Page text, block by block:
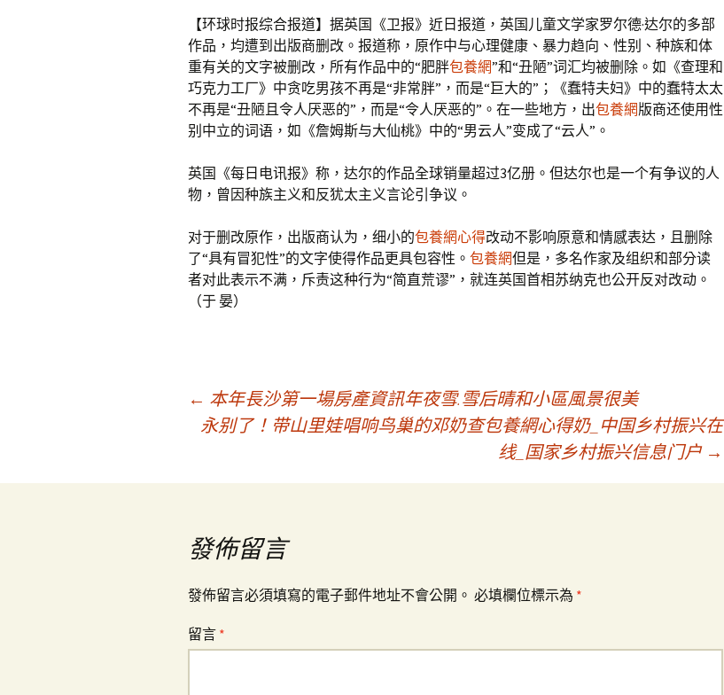
【环球时报综合报道】据英国《卫报》近日报道，英国儿童文学家罗尔德·达尔的多部
作品，均遭到出版商删改。报道称，原作中与心理健康、暴力趋向、性别、种族和体
重有关的文字被删改，所有作品中的“肥胖包養網”和“丑陋”词汇均被删除。如《查理和
巧克力工厂》中贪吃男孩不再是“非常胖”，而是“巨大的”；《蠢特夫妇》中的蠢特太太
不再是“丑陋且令人厌恶的”，而是“令人厌恶的”。在一些地方，出包養網版商还使用性
别中立的词语，如《詹姆斯与大仙桃》中的“男云人”变成了“云人”。
英国《每日电讯报》称，达尔的作品全球销量超过3亿册。但达尔也是一个有争议的人
物，曾因种族主义和反犹太主义言论引争议。
对于删改原作，出版商认为，细小的包養網心得改动不影响原意和情感表达，且删除
了“具有冒犯性”的文字使得作品更具包容性。 包養網但是，多名作家及组织和部分读
者对此表示不满，斥责这种行为“简直荒谬”，就连英国首相苏纳克也公开反对改动。
（于 晏）
← 本年長沙第一場房產資訊年夜雪.雪后晴和小區風景很美
永别了！带山里娃唱响鸟巢的邓奶查包養網心得奶_中国乡村振兴在
线_国家乡村振兴信息门户 →
發佈留言
發佈留言必須填寫的電子郵件地址不會公開。 必填欄位標示為 *
留言 *